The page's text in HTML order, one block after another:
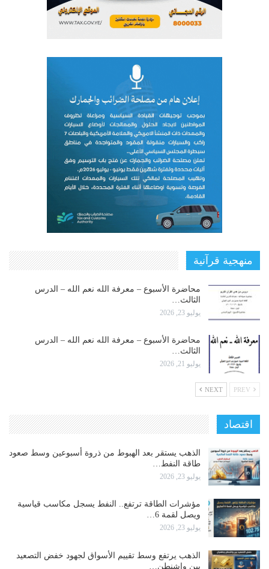
منهجية قرآنية
محاضرة الأسبوع – معرفة الله نعم الله – الدرس
الثالث…
يوليو 23, 2026
محاضرة الأسبوع – معرفة الله نعم الله – الدرس
الثالث…
يوليو 21, 2026
NEXT
اقتصاد
الذهب يستقر بعد الهبوط من ذروة أسبوعين وسط صعود
طاقة النفط…
يوليو 23, 2026
مؤشرات الطاقة ترتفع.. النفط يسجل مكاسب قياسية
ويصل لقمة 6…
يوليو 23, 2026
الذهب يرتفع وسط تقييم الأسواق لجهود خفض التصعيد
بين واشنطن…